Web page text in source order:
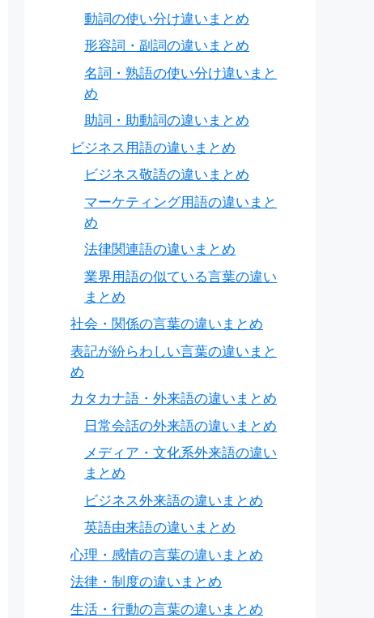
動詞の使い分け違いまとめ
形容詞・副詞の違いまとめ
名詞・熟語の使い分け違いまと
め
助詞・助動詞の違いまとめ
ビジネス用語の違いまとめ
ビジネス敬語の違いまとめ
マーケティング用語の違いまと
め
法律関連語の違いまとめ
業界用語の似ている言葉の違い
まとめ
社会・関係の言葉の違いまとめ
表記が紛らわしい言葉の違いまと
め
カタカナ語・外来語の違いまとめ
日常会話の外来語の違いまとめ
メディア・文化系外来語の違い
まとめ
ビジネス外来語の違いまとめ
英語由来語の違いまとめ
心理・感情の言葉の違いまとめ
法律・制度の違いまとめ
生活・行動の言葉の違いまとめ